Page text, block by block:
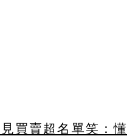
買賣超名單笑：懂